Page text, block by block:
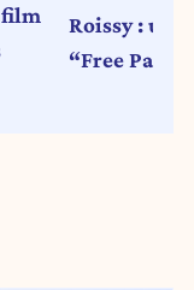
Roissy : un
“Free